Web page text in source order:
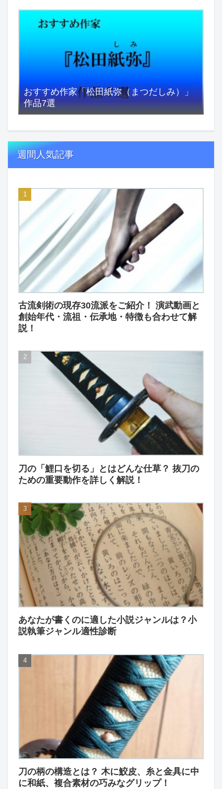
おすすめ作家「松田紙弥（まつだしみ）」
作品7選
週間人気記事
古流剣術の現存30流派をご紹介！ 演武動画と
創始年代・流祖・伝承地・特徴も合わせて解
説！
刀の「鯉口を切る」とはどんな仕草？ 抜刀の
ための重要動作を詳しく解説！
あなたが書くのに適した小説ジャンルは？小
説執筆ジャンル適性診断
刀の柄の構造とは？ 木に鮫皮、糸と金具に中
に和紙、複合素材の巧みなグリップ！